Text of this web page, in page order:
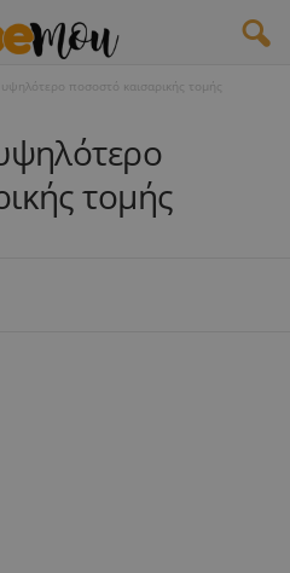
ποσοστό καισαρικής τομής
τομής